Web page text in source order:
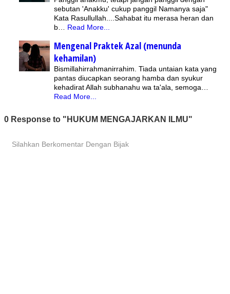
sebutan 'Anakku' cukup panggil Namanya saja"
Kata Rasullullah....Sahabat itu merasa heran dan
b…
Read More...
Mengenal Praktek Azal (menunda
kehamilan)
Bismillahirrahmanirrahim. Tiada untaian kata yang
pantas diucapkan seorang hamba dan syukur
kehadirat Allah subhanahu wa ta'ala, semoga…
Read More...
0 Response to "HUKUM MENGAJARKAN ILMU"
Silahkan Berkomentar Dengan Bijak